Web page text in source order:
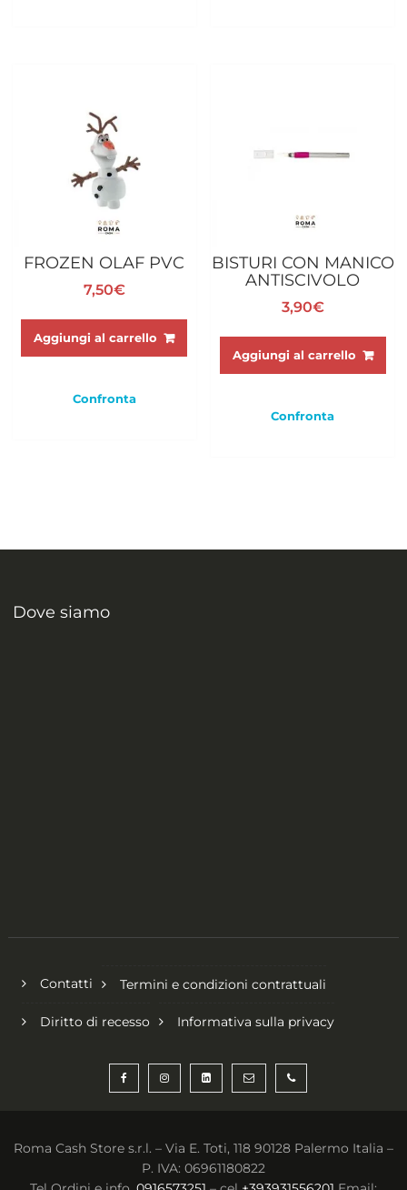
FROZEN OLAF PVC
7,50€
Aggiungi al carrello
Confronta
BISTURI CON MANICO
ANTISCIVOLO
3,90€
Aggiungi al carrello
Confronta
Dove siamo
Contatti Termini e condizioni contrattuali
Diritto di recesso Informativa sulla privacy
Roma Cash Store s.r.l. – Via E. Toti, 118 90128 Palermo Italia –
P. IVA: 06961180822